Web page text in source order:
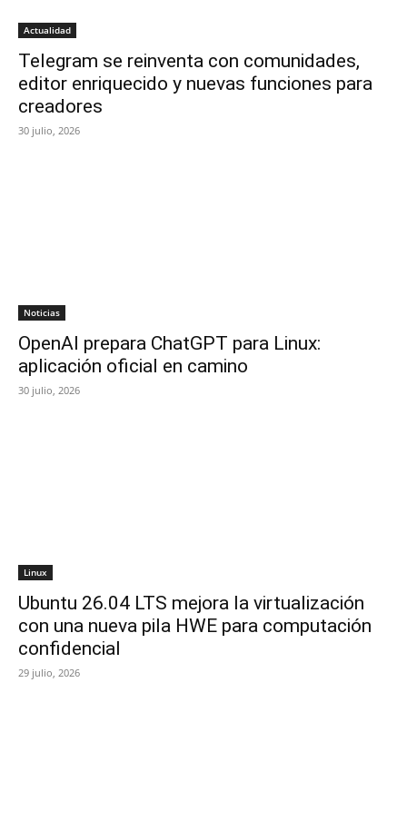
Actualidad
Telegram se reinventa con comunidades,
editor enriquecido y nuevas funciones para
creadores
30 julio, 2026
Noticias
OpenAI prepara ChatGPT para Linux:
aplicación oficial en camino
30 julio, 2026
Linux
Ubuntu 26.04 LTS mejora la virtualización
con una nueva pila HWE para computación
confidencial
29 julio, 2026